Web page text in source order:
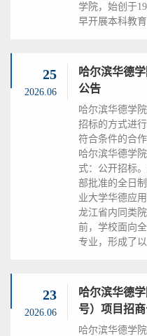
学院，始创于
早开展本科教
25
2026.06
哈尔滨华德
公告
哈尔滨华德学
招标的方式进
符合条件的合
哈尔滨华德学
式：公开招标
部批准的全日
业大学华德应
龙江省内同类
前，学校面向
专业，形成了
23
2026.06
哈尔滨华德
号）项目招
哈尔滨华德学